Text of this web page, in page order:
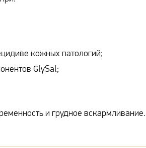
кожных патологий;
GlySal;
и грудное вскармливание.